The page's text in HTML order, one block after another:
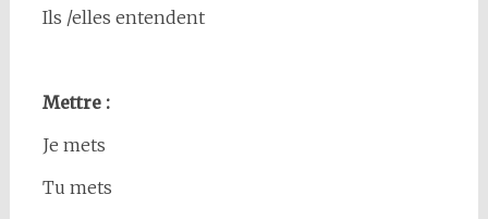
Ils /elles entendent
Mettre :
Je mets
Tu mets